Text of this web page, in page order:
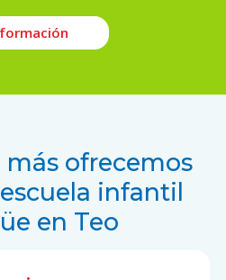
más ofrecemos
infantil
en Teo